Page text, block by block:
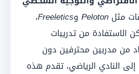
مثل Peloton وFreeletics،
الاستفادة من تدريبات
من مدربين محترفين دون
إلى النادي الرياضي، تقدم هذه